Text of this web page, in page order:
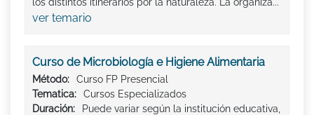
ver temario
Curso de Microbiología e Higiene Alimentaria
Método:
Curso FP Presencial
Tematica:
Cursos Especializados
Duración:
Puede variar según la institución educativa,